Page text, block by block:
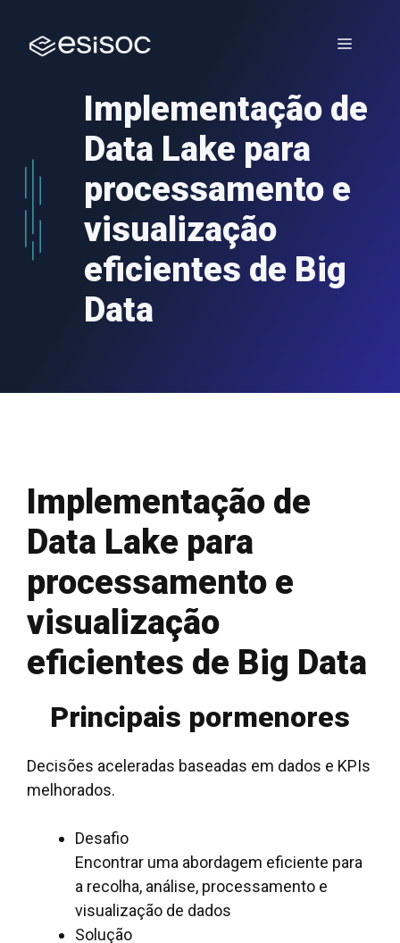
Menu
Implementação de
Data Lake para
processamento e
visualização
eficientes de Big
Data
Implementação de
Data Lake para
processamento e
visualização
eficientes de Big Data
Principais pormenores
Decisões aceleradas baseadas em dados e KPIs
melhorados.
Desafio
Encontrar uma abordagem eficiente para
a recolha, análise, processamento e
visualização de dados
Solução